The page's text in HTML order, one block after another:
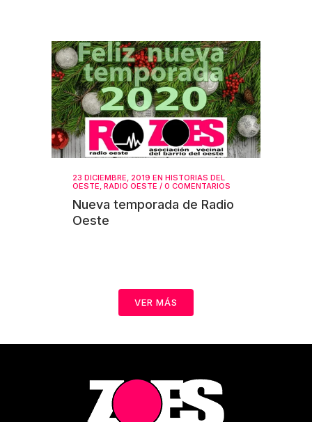
23 DICIEMBRE, 2019 EN HISTORIAS DEL
OESTE, RADIO OESTE / 0 COMENTARIOS
Nueva temporada de Radio
Oeste
VER MÁS